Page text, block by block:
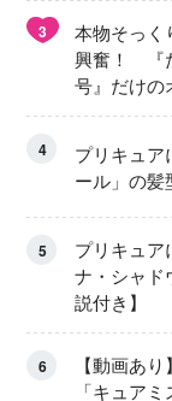
3
本物そっく
興奮！ 『
号』だけの
ア くるく
4
プリキュ
ール」の髪
5
プリキュ
ナ・シャド
説付き】
6
【動画あ
「キュア